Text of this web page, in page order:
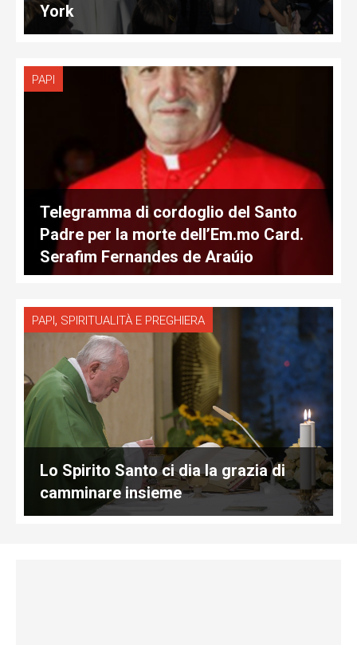
York
PAPI
Telegramma di cordoglio del Santo
Padre per la morte dell’Em.mo Card.
Serafim Fernandes de Araújo
PAPI, SPIRITUALITÀ E PREGHIERA
Lo Spirito Santo ci dia la grazia di
camminare insieme